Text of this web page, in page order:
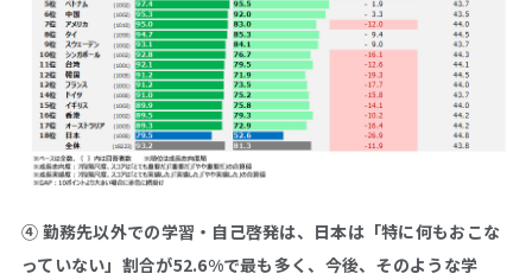
④ 勤務先以外での学習・自己啓発は、日本は「特に何もおこな
っていない」割合が52.6%で最も多く、今後、そのような学